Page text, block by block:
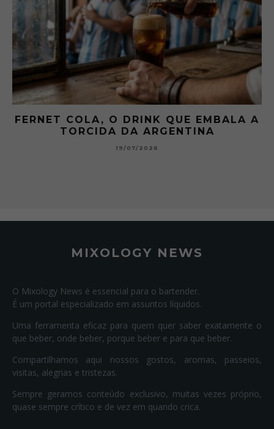
FERNET COLA, O DRINK QUE EMBALA A
TORCIDA DA ARGENTINA
19/07/2026
MIXOLOGY NEWS
O Mixology News é essencial para o bartender.
É um portal especializado em assuntos líquidos.
Uma ferramenta eficaz para quem quer saber exatamente o
que beber, onde beber, porque beber e para que beber.
Compartilhamos aqui nossos gostos, aromas, passeios,
visitas, alegrias e tristezas.
Sempre geramos conteúdo exclusivo, muitas vezes próprio,
quase sempre crítico e de vez em quando crica.